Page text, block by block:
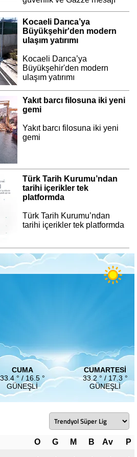
Kocaeli Darıca’ya
Büyükşehir'den modern
ulaşım yatırımı
Kocaeli Darıca’ya
Büyükşehir'den modern
ulaşım yatırımı
Yakıt barcı filosuna iki yeni
gemi
Yakıt barcı filosuna iki yeni
gemi
Türk Tarih Kurumu’ndan
tarihi içerikler tek
platformda
Türk Tarih Kurumu’ndan
tarihi içerikler tek platformda
CUMA
33.4 ° / 16.5 °
GÜNEŞLI
CUMARTESI
33.2 ° / 17.3 °
GÜNEŞLI
O G M B Av
P